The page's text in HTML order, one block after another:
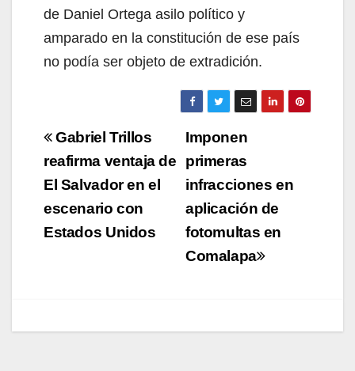
de Daniel Ortega asilo político y
amparado en la constitución de ese país
no podía ser objeto de extradición.
Navegación
de
entradas
Imponen
primeras
infracciones en
aplicación de
fotomultas en
Comalapa
Gabriel Trillos
reafirma ventaja de
El Salvador en el
escenario con
Estados Unidos